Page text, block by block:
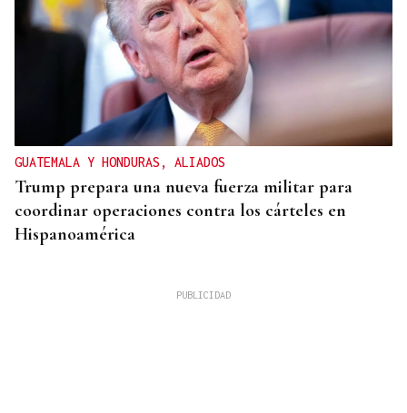
GUATEMALA Y HONDURAS, ALIADOS
Trump prepara una nueva fuerza militar para
coordinar operaciones contra los cárteles en
Hispanoamérica